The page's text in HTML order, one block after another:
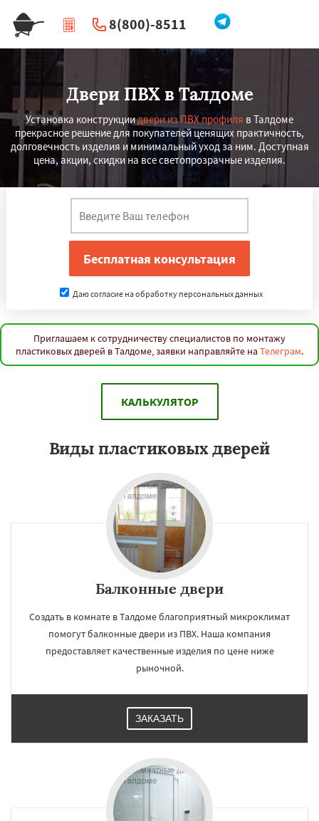
8(800)-8511
| Перезвоните мне
Двери ПВХ в Талдоме
Установка конструкциидвери из ПВХ профиля в Талдоме
прекрасное решение для покупателей ценящих практичность,
долговечность изделия и минимальный уход за ним. Доступная
цена, акции, скидки на все светопрозрачные изделия.
Даю согласие на обработку персональных данных
Приглашаем к сотрудничеству специалистов по монтажу
пластиковых дверей в Талдоме, заявки направляйте на Телеграм.
КАЛЬКУЛЯТОР
Виды пластиковых дверей
Балконные двери
Создать в комнате в Талдоме благоприятный микроклимат
помогут балконные двери из ПВХ. Наша компания
предоставляет качественные изделия по цене ниже
рыночной.
ЗАКАЗАТЬ